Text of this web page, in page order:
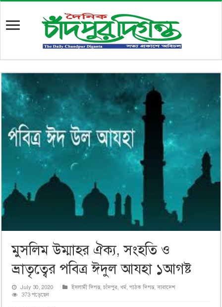
মুসলিম উম্মাহর ঐক্য, সংহতি ও
ভ্রাতৃত্বের পবিত্র ঈদুল আযহা ১আগষ্ট
July 30, 2020 ইসলামী দিগন্ত,চাঁদপুর ,ধর্ম,পাঠক দিগন্ত,সারাদেশ
373 পড়েছেন